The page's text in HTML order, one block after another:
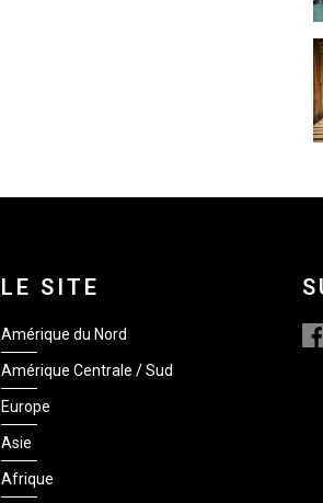
LE SITE
Amérique du Nord
Amérique Centrale / Sud
Europe
Asie
Afrique